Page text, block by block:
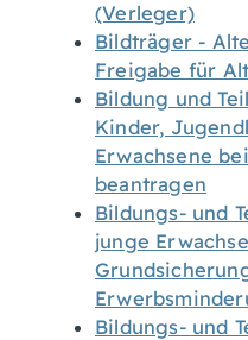
(Verleger)
Bildträger -
Freigabe für
Bildung und
Kinder,
Erwachsene
beantragen
Bildungs- und
junge
Bildungs- und